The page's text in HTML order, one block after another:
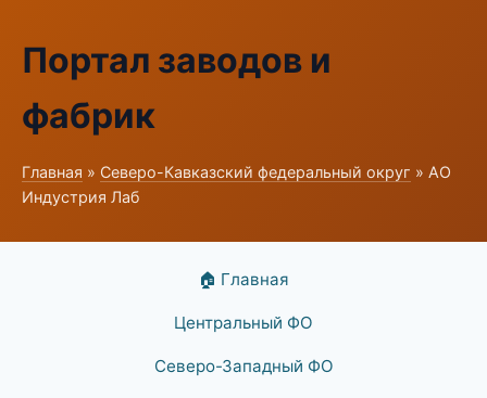
Портал заводов и
фабрик
Главная » Северо-Кавказский федеральный округ » АО
Индустрия Лаб
🏠 Главная
Центральный ФО
Северо-Западный ФО